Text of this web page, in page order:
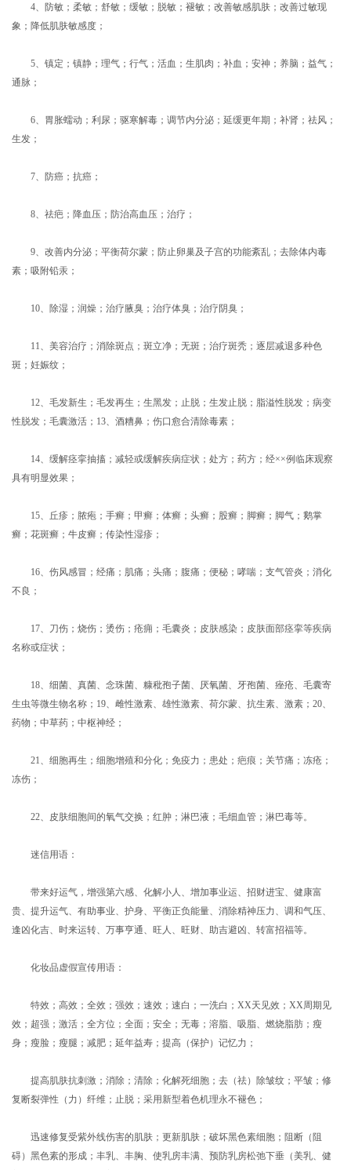
4、防敏；柔敏；舒敏；缓敏；脱敏；褪敏；改善敏感肌肤；改善过敏现
象；降低肌肤敏感度；
5、镇定；镇静；理气；行气；活血；生肌肉；补血；安神；养脑；益气；
通脉；
6、胃胀蠕动；利尿；驱寒解毒；调节内分泌；延缓更年期；补肾；祛风；
生发；
7、防癌；抗癌；
8、祛疤；降血压；防治高血压；治疗；
9、改善内分泌；平衡荷尔蒙；防止卵巢及子宫的功能紊乱；去除体内毒
素；吸附铅汞；
10、除湿；润燥；治疗腋臭；治疗体臭；治疗阴臭；
11、美容治疗；消除斑点；斑立净；无斑；治疗斑秃；逐层减退多种色
斑；妊娠纹；
12、毛发新生；毛发再生；生黑发；止脱；生发止脱；脂溢性脱发；病变
性脱发；毛囊激活；13、酒糟鼻；伤口愈合清除毒素；
14、缓解痉挛抽搐；减轻或缓解疾病症状；处方；药方；经××例临床观察
具有明显效果；
15、丘疹；脓疱；手癣；甲癣；体癣；头癣；股癣；脚癣；脚气；鹅掌
癣；花斑癣；牛皮癣；传染性湿疹；
16、伤风感冒；经痛；肌痛；头痛；腹痛；便秘；哮喘；支气管炎；消化
不良；
17、刀伤；烧伤；烫伤；疮痈；毛囊炎；皮肤感染；皮肤面部痉挛等疾病
名称或症状；
18、细菌、真菌、念珠菌、糠秕孢子菌、厌氧菌、牙孢菌、痤疮、毛囊寄
生虫等微生物名称；19、雌性激素、雄性激素、荷尔蒙、抗生素、激素；20、
药物；中草药；中枢神经；
21、细胞再生；细胞增殖和分化；免疫力；患处；疤痕；关节痛；冻疮；
冻伤；
22、皮肤细胞间的氧气交换；红肿；淋巴液；毛细血管；淋巴毒等。
迷信用语：
带来好运气，增强第六感、化解小人、增加事业运、招财进宝、健康富
贵、提升运气、有助事业、护身、平衡正负能量、消除精神压力、调和气压、
逢凶化吉、时来运转、万事亨通、旺人、旺财、助吉避凶、转富招福等。
化妆品虚假宣传用语：
特效；高效；全效；强效；速效；速白；一洗白；XX天见效；XX周期见
效；超强；激活；全方位；全面；安全；无毒；溶脂、吸脂、燃烧脂肪；瘦
身；瘦脸；瘦腿；减肥；延年益寿；提高（保护）记忆力；
提高肌肤抗刺激；消除；清除；化解死细胞；去（祛）除皱纹；平皱；修
复断裂弹性（力）纤维；止脱；采用新型着色机理永不褪色；
迅速修复受紫外线伤害的肌肤；更新肌肤；破坏黑色素细胞；阻断（阻
碍）黑色素的形成；丰乳、丰胸、使乳房丰满、预防乳房松弛下垂（美乳、健